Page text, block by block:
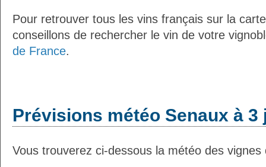
Pour retrouver tous les vins français sur la
conseillons de rechercher le vin de votre
de France.
Prévisions météo Senaux à 3
Vous trouverez ci-dessous la météo des